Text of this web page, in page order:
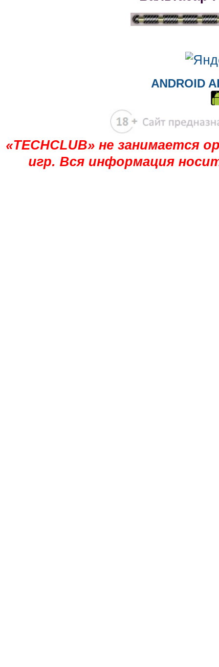
ANDROID
«TECHCLUB» не занимается
игр. Вся информация